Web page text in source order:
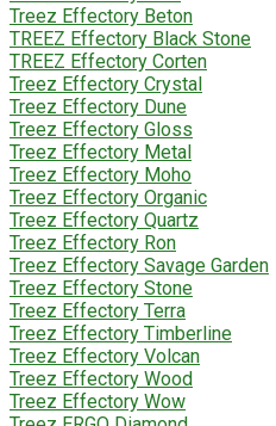
Treez Effectory Beton
TREEZ Effectory Black Stone
TREEZ Effectory Corten
Treez Effectory Crystal
Treez Effectory Dune
Treez Effectory Gloss
Treez Effectory Metal
Treez Effectory Moho
Treez Effectory Organic
Treez Effectory Quartz
Treez Effectory Ron
Treez Effectory Savage Garden
Treez Effectory Stone
Treez Effectory Terra
Treez Effectory Timberline
Treez Effectory Volcan
Treez Effectory Wood
Treez Effectory Wow